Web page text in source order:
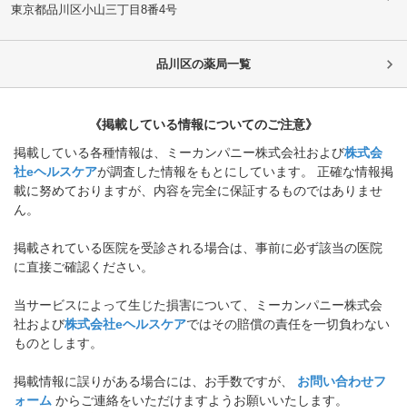
東京都品川区小山三丁目8番4号
品川区の薬局一覧
《掲載している情報についてのご注意》
掲載している各種情報は、ミーカンパニー株式会社および株式会
社eヘルスケアが調査した情報をもとにしています。 正確な情報掲
載に努めておりますが、内容を完全に保証するものではありませ
ん。
掲載されている医院を受診される場合は、事前に必ず該当の医院
に直接ご確認ください。
当サービスによって生じた損害について、ミーカンパニー株式会
社および株式会社eヘルスケアではその賠償の責任を一切負わない
ものとします。
掲載情報に誤りがある場合には、お手数ですが、
お問い合わせフ
ォーム からご連絡をいただけますようお願いいたします。